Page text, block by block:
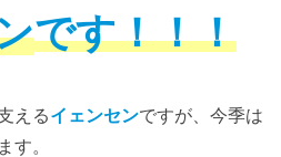
です！！！
えるイェンセンですが、今季は
す。